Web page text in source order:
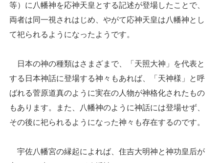
等）に八幡神を応神天皇とする記述が登場したことで、
両者は同一視されはじめ、やがて応神天皇は八幡神とし
て祀られるようになったようです。
日本の神の種類はさまざまで、「天照大神」を代表と
する日本神話に登場する神々もあれば、「天神様」と呼
ばれる菅原道真のように実在の人物が神格化されたもの
もあります。また、八幡神のように神話には登場せず、
その後に祀られるようになった神々も存在するのです。
宇佐八幡宮の縁起によれば、住吉大明神と神功皇后が